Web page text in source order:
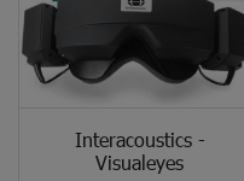
Interacoustics -
Visualeyes